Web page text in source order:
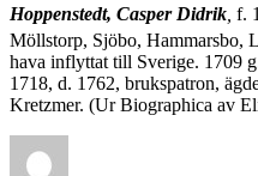
Hoppenstedt, Casper Didrik f.
Möllstorp, Sjöbo, Hammarsbo,
hava inflyttat till Sverige. 1709
1718, d. 1762, brukspatron,
Kretzmer. (Ur Biographica av